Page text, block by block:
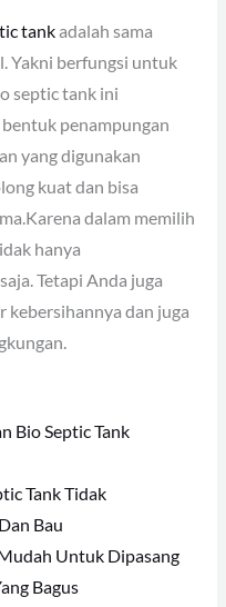
tankadalah sama
Yakni berfungsi untuk
septic tank ini
penampungan
yang digunakan
kuat dan bisa
dalam memilih
hanya
Tetapi Anda juga
kebersihannya dan juga
Bio Septic Tank
Tank Tidak
Bau
Untuk Dipasang
Bagus